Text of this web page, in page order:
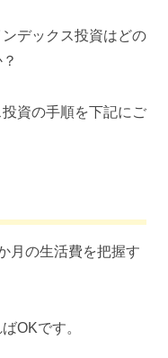
デックス投資はどの
資の手順を下記にご
月の生活費を把握す
OKです。